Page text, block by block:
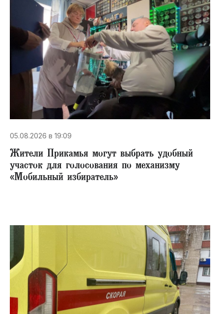
05.08.2026 в 19:09
Жители Прикамья могут выбрать удобный
участок для голосования по механизму
«Мобильный избиратель»